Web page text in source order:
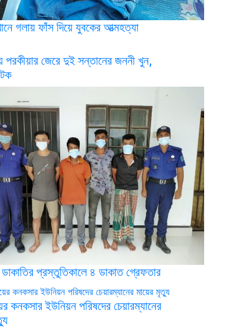
গলায় ফাঁস দিয়ে যুবকের আত্মহত্যা
পরকীয়ার জেরে দুই সন্তানের জননী খুন,
প্রস্তুতিকালে ৪ ডাকাত গ্রেফতার
কনকসার ইউনিয়ন পরিষদের চেয়ারম্যানের